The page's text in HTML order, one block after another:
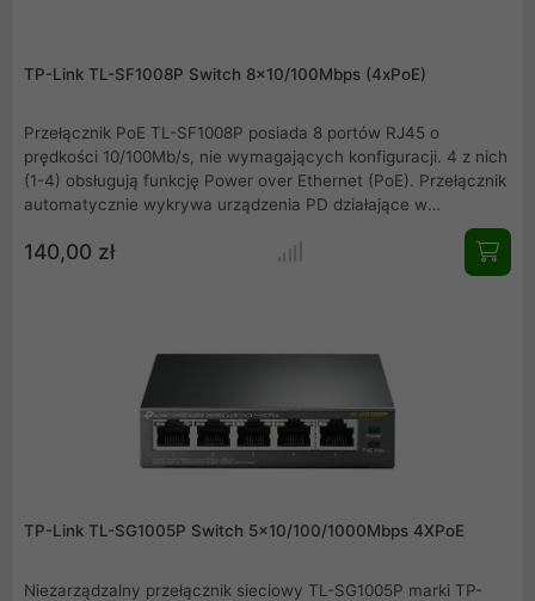
TP-Link TL-SF1008P Switch 8x10/100Mbps (4xPoE)
Przełącznik PoE TL-SF1008P posiada 8 portów RJ45 o
prędkości 10/100Mb/s, nie wymagających konfiguracji. 4 z nich
(1-4) obsługują funkcję Power over Ethernet (PoE). Przełącznik
automatycznie wykrywa urządzenia PD działające w
standardzie IEEE 802.3af i zaopatruje je w energię. Pozwala to
rozszerzyć zasięg sieci w miejscach, w których nie ma dostępu
140,00 zł
TP-Link TL-SG1005P Switch 5x10/100/1000Mbps 4XPoE
Niezarządzalny przełącznik sieciowy TL-SG1005P marki TP-